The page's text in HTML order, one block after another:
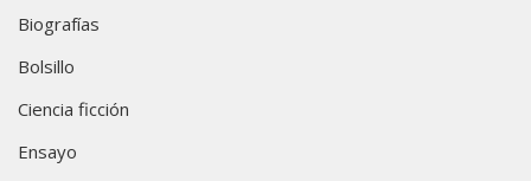
Biografías
Bolsillo
Ciencia ficción
Ensayo